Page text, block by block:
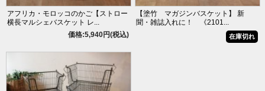
アフリカ・モロッコのかご【ストロー
横長マルシェバスケット レ...
価格:5,940円(税込)
【塗竹 マガジンバスケット】 新
聞・雑誌入れに！ 《2101...
在庫切れ